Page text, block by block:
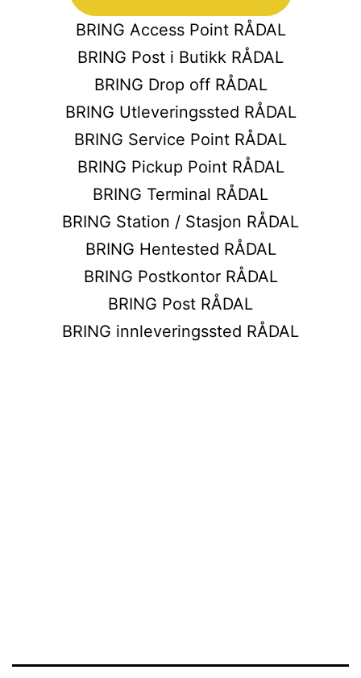
BRING Access Point RÅDAL
BRING Post i Butikk RÅDAL
BRING Drop off RÅDAL
BRING Utleveringssted RÅDAL
BRING Service Point RÅDAL
BRING Pickup Point RÅDAL
BRING Terminal RÅDAL
BRING Station / Stasjon RÅDAL
BRING Hentested RÅDAL
BRING Postkontor RÅDAL
BRING Post RÅDAL
BRING innleveringssted RÅDAL